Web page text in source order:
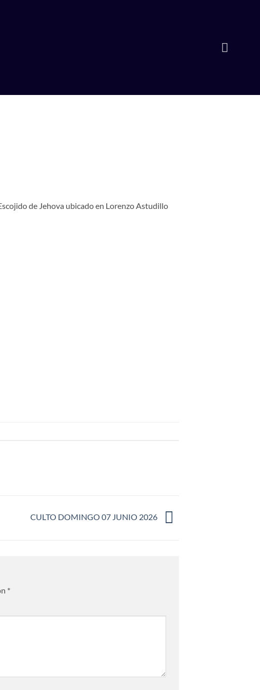
de Jehova ubicado en Lorenzo Astudillo
CULTO DOMINGO 07 JUNIO 2026
*